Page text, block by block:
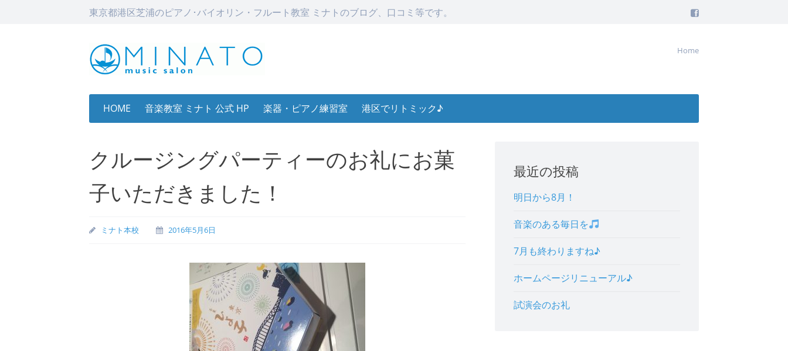
東京都港区芝浦のピアノ･バイオリン・フルート教室 ミナトのブログ、口コミ等です。
Home
to
HOME 音楽教室 ミナト 公式 HP 楽器・ピアノ練習室 港区でリトミック♪
クルージングパーティーのお礼にお菓
子いただきました！
ミナト本校 2016年5月6日
最近の投稿
明日から8月！
音楽のある毎日を
7月も終わりますね♪
ホームページリニューアル♪
試演会のお礼